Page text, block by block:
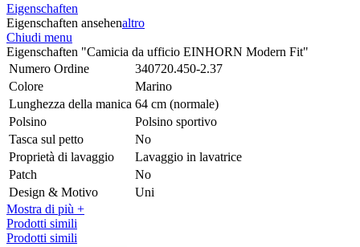
Eigenschaften
Eigenschaften ansehenaltro
Chiudi menu
Eigenschaften "Camicia da ufficio EINHORN Modern Fit"
Numero Ordine
340720.450-2.37
Colore
Marino
Lunghezza della manica 64 cm (normale)
Polsino
Polsino sportivo
Tasca sul petto
No
Proprietà di lavaggio
Lavaggio in lavatrice
Patch
No
Design & Motivo
Uni
Mostra di più +
Prodotti simili
Prodotti simili